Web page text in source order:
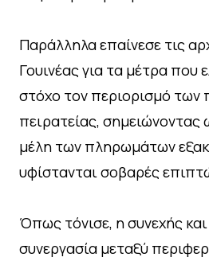
Παράλληλα επαίνεσε τις
Γουινέας για τα μέτρα που
στόχο τον περιορισμό των
πειρατείας,
μέλη των πληρωμάτων
υφίστανται σοβαρές
Όπως τόνισε, η συνεχής και
συνεργασία μεταξύ